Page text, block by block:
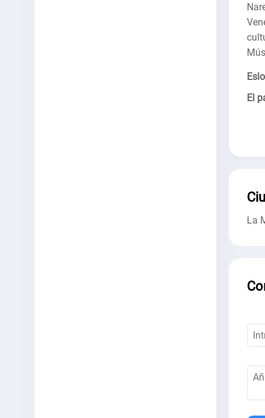
El
La